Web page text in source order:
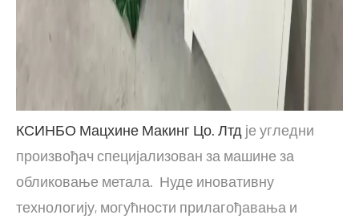
КСИНБО Мацхине Макинг Цо. Лтд је угледни
произвођач специјализован за машине за
обликовање метала. Нуде иновативну
технологију, могућности прилагођавања и